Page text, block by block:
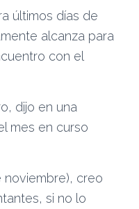
últimos días de
alcanza para
con el
dijo en una
mes en curso
noviembre), creo
si no lo